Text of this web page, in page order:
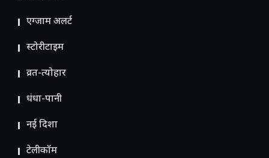
एग्जाम अलर्ट
स्टोरीटाइम
व्रत-त्योहार
धंधा-पानी
नई दिशा
टेलीकॉम